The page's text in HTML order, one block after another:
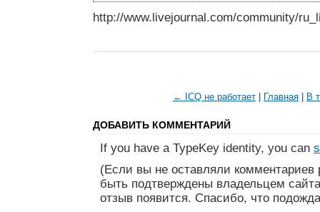
http://www.livejournal.com/community/
← ICQ не работает Главная В
ДОБАВИТЬ КОММЕНТАРИЙ
If you have a TypeKey identity, you can
(Если вы не оставляли
быть подтверждены владельцем
отзыв появится. Спасибо, что